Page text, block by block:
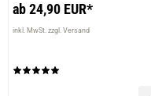
23.11.2023 — via
Cornelia R.
Sehr guter milder
ab 24,90 EUR*
inkl. MwSt. zzgl. Versand